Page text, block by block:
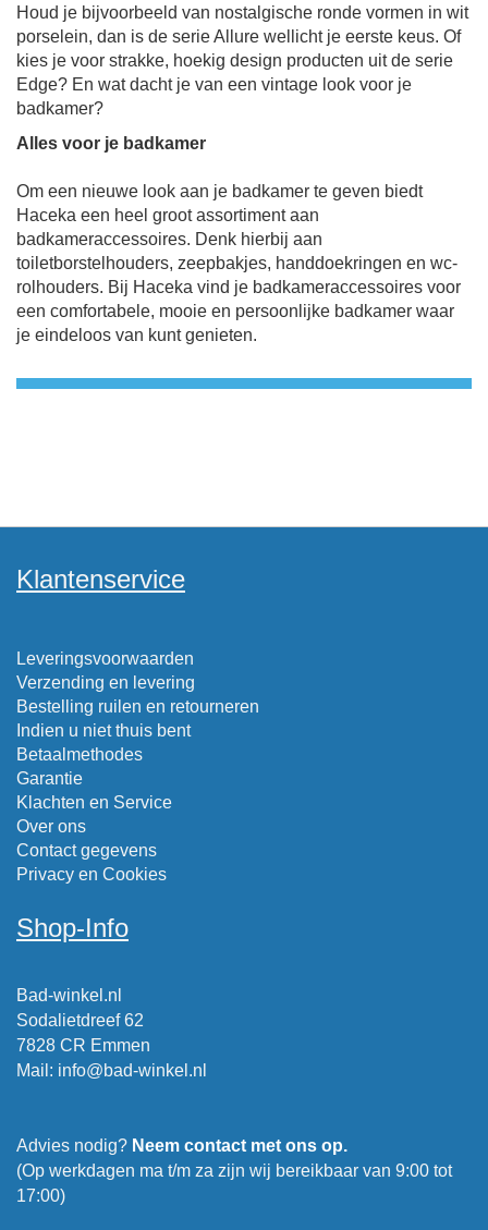
Houd je bijvoorbeeld van nostalgische ronde vormen in wit
porselein, dan is de serie Allure wellicht je eerste keus. Of
kies je voor strakke, hoekig design producten uit de serie
Edge? En wat dacht je van een vintage look voor je
badkamer?
Alles voor je badkamer
Om een nieuwe look aan je badkamer te geven biedt
Haceka een heel groot assortiment aan
badkameraccessoires. Denk hierbij aan
toiletborstelhouders, zeepbakjes, handdoekringen en wc-
rolhouders. Bij Haceka vind je badkameraccessoires voor
een comfortabele, mooie en persoonlijke badkamer waar
je eindeloos van kunt genieten.
Klantenservice
Leveringsvoorwaarden
Verzending en levering
Bestelling ruilen en retourneren
Indien u niet thuis bent
Betaalmethodes
Garantie
Klachten en Service
Over ons
Contact gegevens
Privacy en Cookies
Shop-Info
Bad-winkel.nl
Sodalietdreef 62
7828 CR Emmen
Mail : info@bad-winkel.nl
Advies nodig? Neem contact met ons op.
(Op werkdagen ma t/m za zijn wij bereikbaar van 9:00 tot
17:00)